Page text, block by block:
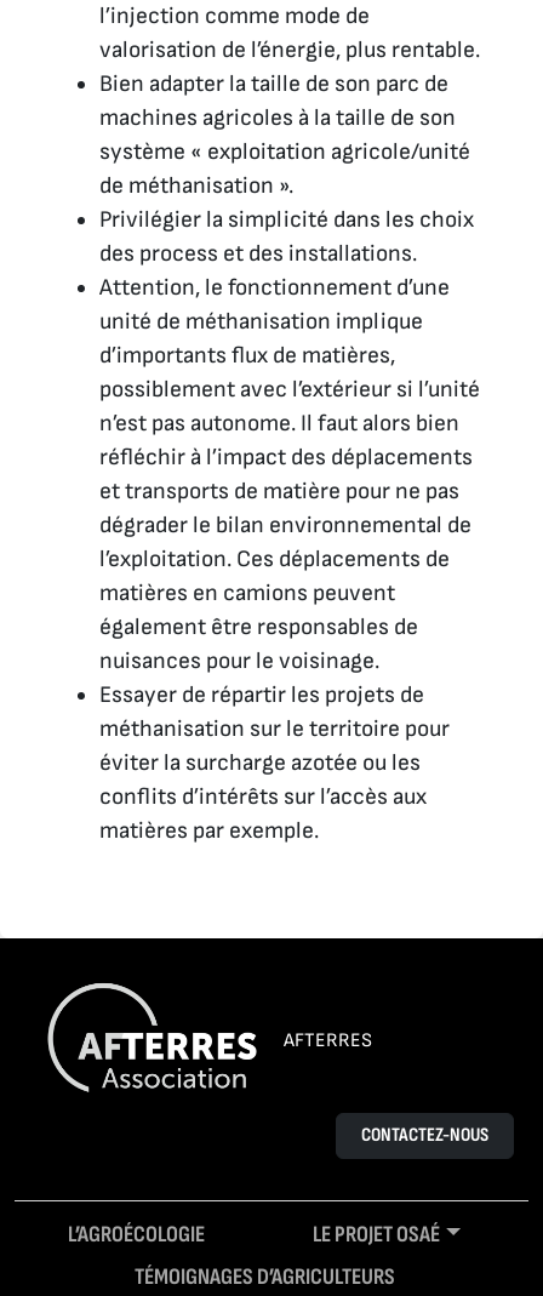
l’injection comme mode de
valorisation de l’énergie, plus rentable.
Bien adapter la taille de son parc de
machines agricoles à la taille de son
système « exploitation agricole/unité
de méthanisation ».
Privilégier la simplicité dans les choix
des process et des installations.
Attention, le fonctionnement d’une
unité de méthanisation implique
d’importants flux de matières,
possiblement avec l’extérieur si l’unité
n’est pas autonome. Il faut alors bien
réfléchir à l’impact des déplacements
et transports de matière pour ne pas
dégrader le bilan environnemental de
l’exploitation. Ces déplacements de
matières en camions peuvent
également être responsables de
nuisances pour le voisinage.
Essayer de répartir les projets de
méthanisation sur le territoire pour
éviter la surcharge azotée ou les
conflits d’intérêts sur l’accès aux
matières par exemple.
AFTERRES
CONTACTEZ-NOUS
L’AGROÉCOLOGIE
LE PROJET OSAÉ
TÉMOIGNAGES D’AGRICULTEURS